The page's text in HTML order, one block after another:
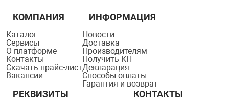
КОМПАНИЯ
Каталог
Сервисы
О платформе
Контакты
Скачать прайс-лист
Вакансии
ИНФОРМАЦИЯ
Новости
Доставка
Производителям
Получить КП
Декларация
Способы оплаты
Гарантия и возврат
РЕКВИЗИТЫ КОНТАКТЫ